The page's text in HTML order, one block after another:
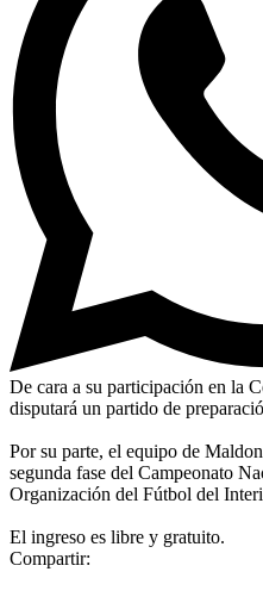
De cara a su participación en la
disputará un partido de
Por su parte, el equipo de
segunda fase del Campeonato
Organización del Fútbol del
El ingreso es libre y gratuito.
Compartir: